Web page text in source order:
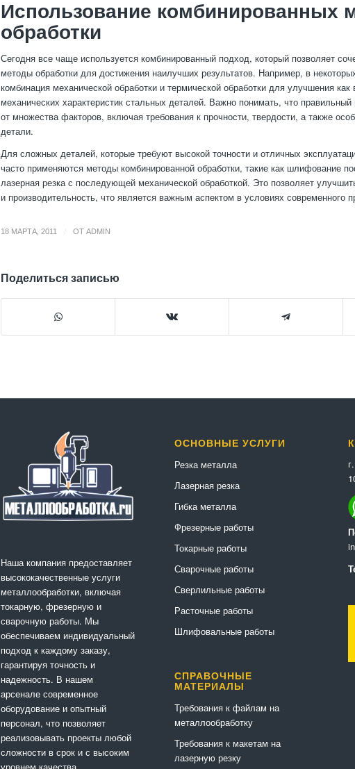
Использование комбинированных
обработки
Сегодня все чаще используется комбинированный подход, который позволяет
методы обработки для достижения наилучших результатов. Например, в
комбинация механической обработки и термической обработки для улучшения как
механических характеристик стальных деталей. Важно понимать, что
от множества факторов, включая требования к прочности, твердости, а также
детали.
Для сложных деталей, которые требуют высокой точности и отличных
часто применяются методы комбинированной обработки, такие как шлифование
лазерная резка с последующей механической обработкой. Это позволяет
и производительность, что является важным аспектом в условиях современного
18 МАРТА, 2011 ОТ ADMIN
Поделиться записью
Наша компания предоставляет
высококачественные услуги
металлообработки, включая
токарную, фрезерную и
сварочную работы. Мы
обеспечиваем индивидуальный
подход к каждому заказу,
гарантируя точность и
надежность. В нашем
арсенале современное
оборудование и опытный
персонал, что позволяет
реализовывать проекты любой
сложности в срок и с высоким
ОСНОВНЫЕ УСЛУГИ
Резка металла
Лазерная резка
Гибка металла
Фрезерные работы
Токарные работы
Сварочные работы
Сверлильные работы
Расточные работы
Шлифовальные работы
СПРАВОЧНЫЕ
МАТЕРИАЛЫ
Требования к файлам на
металлообработку
Требования к макетам на
лазерную резку